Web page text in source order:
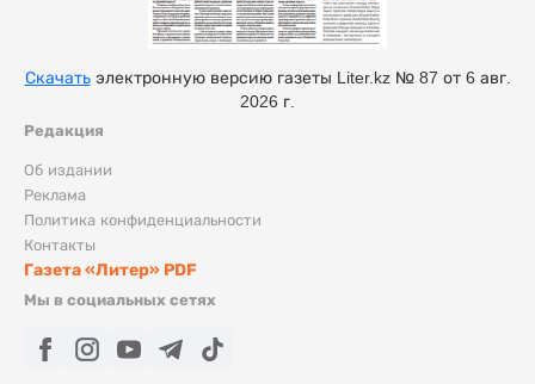
Редакция
Об издании
Реклама
Политика конфиденциальности
Контакты
Газета «Литер» PDF
Мы в социальных сетях
Скачатьэлектронную версию газеты Liter.kz № 87 от 6 авг.
2026 г.